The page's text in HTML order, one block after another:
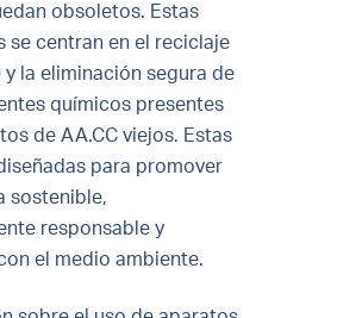
obsoletos. Estas
se centran en el reciclaje
y la eliminación segura de
químicos presentes
de AA.CC viejos. Estas
para promover
sostenible,
responsable y
el medio ambiente.